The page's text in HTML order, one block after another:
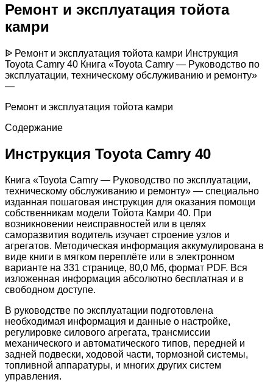
Ремонт и эксплуатация тойота
камри
ᐉ Ремонт и эксплуатация тойота камри Инструкция
Toyota Camry 40 Книга «Toyota Camry — Руководство по
эксплуатации, техническому обслуживанию и ремонту»
—
Ремонт и эксплуатация тойота камри
Содержание
Инструкция Toyota Camry 40
Книга «Toyota Camry — Руководство по эксплуатации,
техническому обслуживанию и ремонту» — специально
изданная пошаговая инструкция для оказания помощи
собственникам модели Тойота Камри 40. При
возникновении неисправностей или в целях
саморазвития водитель изучает строение узлов и
агрегатов. Методическая информация аккумулирована в
виде книги в мягком переплёте или в электронном
варианте на 331 странице, 80,0 Мб, формат PDF. Вся
изложенная информация абсолютно бесплатная и в
свободном доступе.
В руководстве по эксплуатации подготовлена
необходимая информация и данные о настройке,
регулировке силового агрегата, трансмиссии
механического и автоматического типов, передней и
задней подвески, ходовой части, тормозной системы,
топливной аппаратуры, и многих других систем
управления.